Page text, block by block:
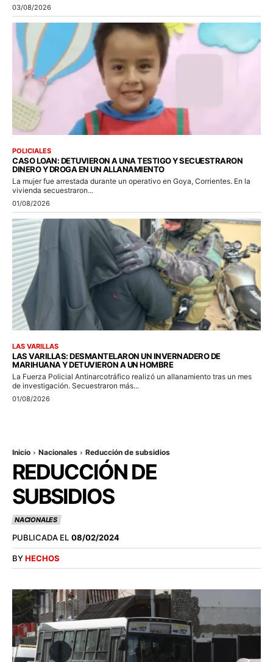
03/08/2026
POLICIALES
CASO LOAN: DETUVIERON A UNA TESTIGO Y SECUESTRARON
DINERO Y DROGA EN UN ALLANAMIENTO
La mujer fue arrestada durante un operativo en Goya, Corrientes. En la
vivienda secuestraron...
01/08/2026
LAS VARILLAS
LAS VARILLAS: DESMANTELARON UN INVERNADERO DE
MARIHUANA Y DETUVIERON A UN HOMBRE
La Fuerza Policial Antinarcotráfico realizó un allanamiento tras un mes
de investigación. Secuestraron más...
01/08/2026